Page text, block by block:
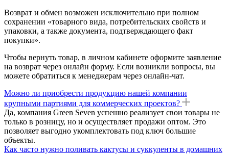
Возврат и обмен возможен исключительно при полном
сохранении «товарного вида, потребительских свойств и
упаковки, а также документа, подтверждающего факт
покупки».
Чтобы вернуть товар, в личном кабинете оформите заявление
на возврат через онлайн форму. Если возникли вопросы, вы
можете обратиться к менеджерам через онлайн-чат.
Можно ли приобрести продукцию нашей компании
крупными партиями для коммерческих проектов?
Да, компания Green Seven успешно реализует свои товары не
только в розницу, но и осуществляет продажи оптом. Это
позволяет выгодно укомплектовать под ключ большие
объекты.
Как часто нужно поливать кактусы и суккуленты в домашних